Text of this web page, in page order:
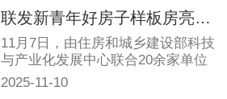
联发新青年好房子样板房亮相好房子科技展，打造潮向未来的智慧社区
11月7日，由住房和城乡建设部科技
与产业化发展中心联合20余家单位
共建的“好房子科技展...
2025-11-10
吉安
宜春